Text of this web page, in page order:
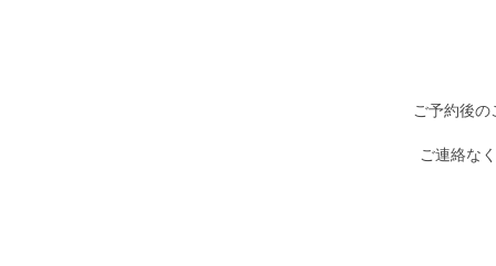
▶ご予約後
▶ご連絡な